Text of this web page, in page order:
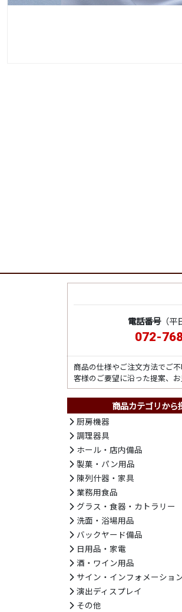
電話番号（平
072-
商品の仕様やご注文方法でご
客様のご要望に沿った提案、
商品カテゴリから
厨房機器
調理器具
ホール・店内備品
製菓・パン用品
陳列什器・家具
業務用食品
グラス・食器・カトラリー
洗面・浴場用品
バックヤード備品
日用品・家電
酒・ワイン用品
サイン・インフォメーショ
演出ディスプレイ
その他